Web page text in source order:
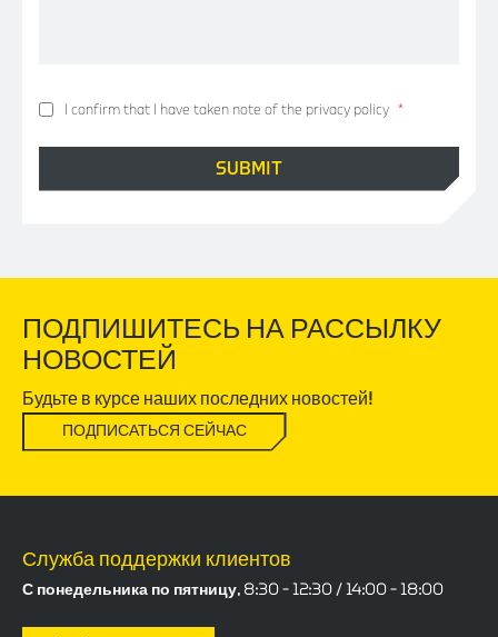
I confirm that I have taken note of the privacy policy *
ПОДПИШИТЕСЬ НА РАССЫЛКУ
НОВОСТЕЙ
Будьте в курсе наших последних новостей!
ПОДПИСАТЬСЯ СЕЙЧАС
Служба поддержки клиентов
С понедельника по пятницу, 8:30 – 12:30 / 14:00 – 18:00